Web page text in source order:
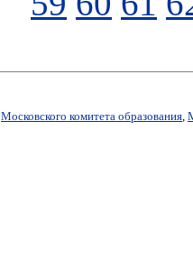
Московского комитета образования,